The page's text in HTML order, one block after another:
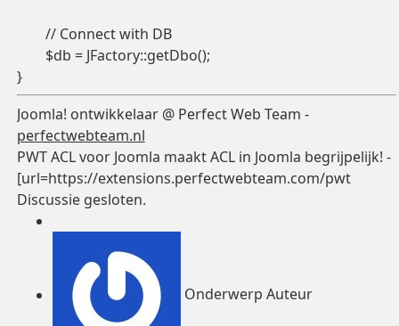
}
Joomla! ontwikkelaar @ Perfect Web Team -
perfectwebteam.nl
PWT ACL voor Joomla maakt ACL in Joomla begrijpelijk! -
[url=https://extensions.perfectwebteam.com/pwt
Discussie gesloten.
Onderwerp Auteur